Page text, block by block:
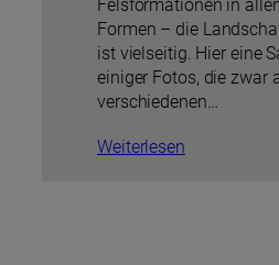
Felsformationen in
Formen – die
ist vielseitig. Hier eine
einiger Fotos, die zwar
verschiedenen…
Weiterlesen